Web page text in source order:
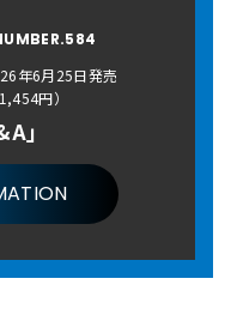
年6月25日発売
円）
」